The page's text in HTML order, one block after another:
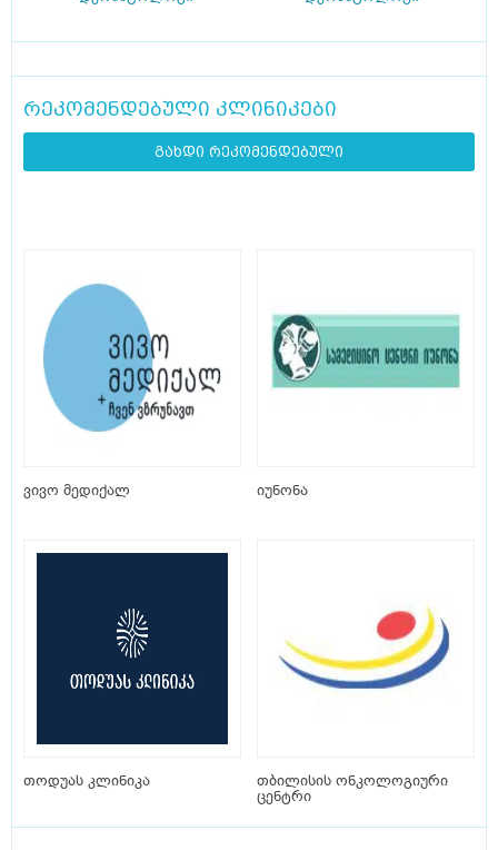
რეკომენდებული კლინიკები
გახდი რეკომენდებული
ვივო მედიქალ იუნონა
თოდუას კლინიკა
თბილისის ონკოლოგიური
ცენტრი